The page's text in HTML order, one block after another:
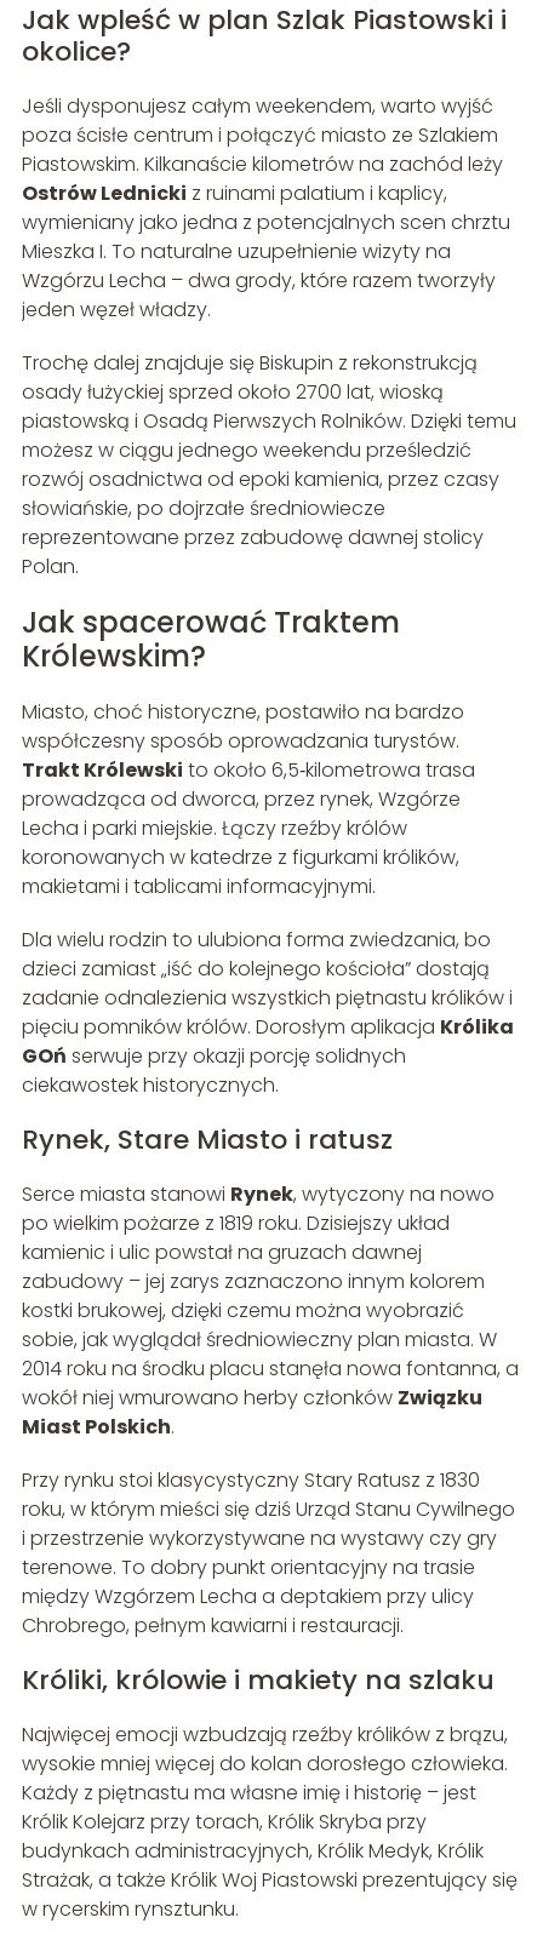
Jak wpleść w plan Szlak Piastowski i
okolice?
Jeśli dysponujesz całym weekendem, warto wyjść
poza ścisłe centrum i połączyć miasto ze Szlakiem
Piastowskim. Kilkanaście kilometrów na zachód leży
Ostrów Lednicki z ruinami palatium i kaplicy,
wymieniany jako jedna z potencjalnych scen chrztu
Mieszka I. To naturalne uzupełnienie wizyty na
Wzgórzu Lecha – dwa grody, które razem tworzyły
jeden węzeł władzy.
Trochę dalej znajduje się Biskupin z rekonstrukcją
osady łużyckiej sprzed około 2700 lat, wioską
piastowską i Osadą Pierwszych Rolników. Dzięki temu
możesz w ciągu jednego weekendu prześledzić
rozwój osadnictwa od epoki kamienia, przez czasy
słowiańskie, po dojrzałe średniowiecze
reprezentowane przez zabudowę dawnej stolicy
Polan.
Jak spacerować Traktem
Królewskim?
Miasto, choć historyczne, postawiło na bardzo
współczesny sposób oprowadzania turystów.
Trakt Królewski to około 6,5‑kilometrowa trasa
prowadząca od dworca, przez rynek, Wzgórze
Lecha i parki miejskie. Łączy rzeźby królów
koronowanych w katedrze z figurkami królików,
makietami i tablicami informacyjnymi.
Dla wielu rodzin to ulubiona forma zwiedzania, bo
dzieci zamiast „iść do kolejnego kościoła” dostają
zadanie odnalezienia wszystkich piętnastu królików i
pięciu pomników królów. Dorosłym aplikacja Królika
GOń serwuje przy okazji porcję solidnych
ciekawostek historycznych.
Rynek, Stare Miasto i ratusz
Serce miasta stanowi Rynek, wytyczony na nowo
po wielkim pożarze z 1819 roku. Dzisiejszy układ
kamienic i ulic powstał na gruzach dawnej
zabudowy – jej zarys zaznaczono innym kolorem
kostki brukowej, dzięki czemu można wyobrazić
sobie, jak wyglądał średniowieczny plan miasta. W
2014 roku na środku placu stanęła nowa fontanna, a
wokół niej wmurowano herby członków Związku
Miast Polskich.
Przy rynku stoi klasycystyczny Stary Ratusz z 1830
roku, w którym mieści się dziś Urząd Stanu Cywilnego
i przestrzenie wykorzystywane na wystawy czy gry
terenowe. To dobry punkt orientacyjny na trasie
między Wzgórzem Lecha a deptakiem przy ulicy
Chrobrego, pełnym kawiarni i restauracji.
Króliki, królowie i makiety na szlaku
Najwięcej emocji wzbudzają rzeźby królików z brązu,
wysokie mniej więcej do kolan dorosłego człowieka.
Każdy z piętnastu ma własne imię i historię – jest
Królik Kolejarz przy torach, Królik Skryba przy
budynkach administracyjnych, Królik Medyk, Królik
Strażak, a także Królik Woj Piastowski prezentujący się
w rycerskim rynsztunku.